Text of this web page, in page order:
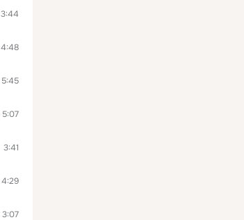
3:44
4:48
5:45
5:07
3:41
4:29
3:07